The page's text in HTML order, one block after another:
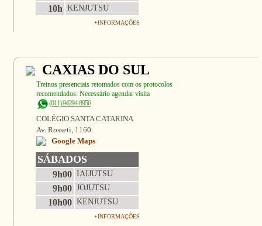
10h KENJUTSU
+INFORMAÇÕES
CAXIAS DO SUL
Treinos presenciais retomados com os protocolos
recomendados. Necessário agendar visita
(011) 94294-8956
COLÉGIO SANTA CATARINA
Av. Rosseti, 1160
Google Maps
SÁBADOS
9h00 IAIJUTSU
9h00 JOJUTSU
10h00 KENJUTSU
+INFORMAÇÕES